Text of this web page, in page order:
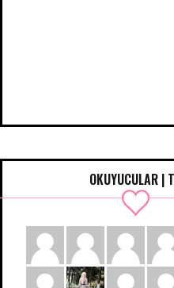
OKUYUCULAR |